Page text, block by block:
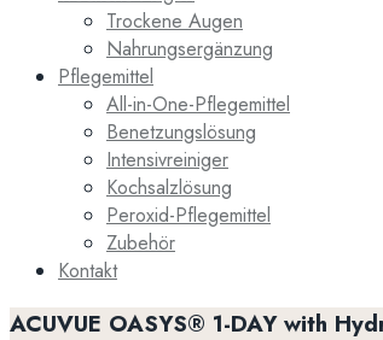
Trockene Augen
Nahrungsergänzung
Pflegemittel
All-in-One-Pflegemittel
Benetzungslösung
Intensivreiniger
Kochsalzlösung
Peroxid-Pflegemittel
Zubehör
Kontakt
ACUVUE OASYS® 1-DAY with